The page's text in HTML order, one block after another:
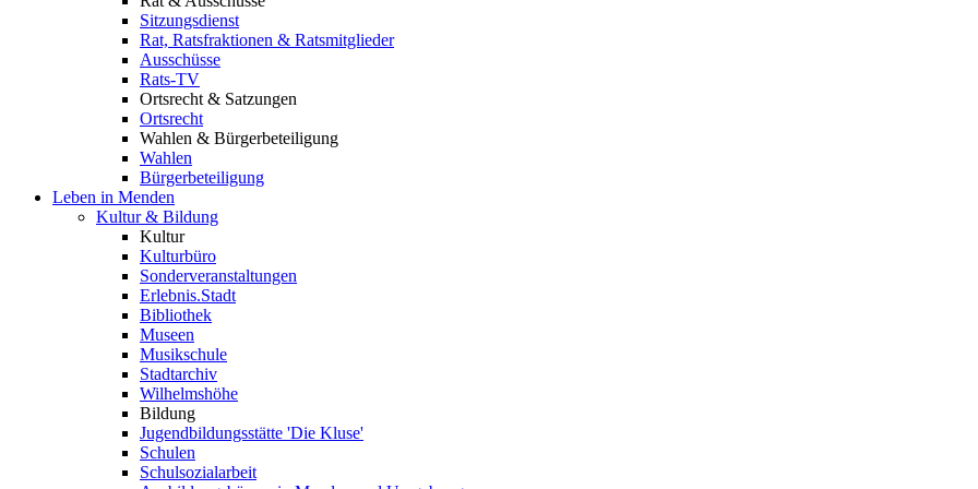
Sitzungsdienst
Rat, Ratsfraktionen & Ratsmitglieder
Ausschüsse
Rats-TV
Ortsrecht & Satzungen
Ortsrecht
Wahlen & Bürgerbeteiligung
Wahlen
Bürgerbeteiligung
Leben in Menden
Kultur & Bildung
Kultur
Kulturbüro
Sonderveranstaltungen
Erlebnis.Stadt
Bibliothek
Museen
Musikschule
Stadtarchiv
Wilhelmshöhe
Bildung
Jugendbildungsstätte 'Die Kluse'
Schulen
Schulsozialarbeit